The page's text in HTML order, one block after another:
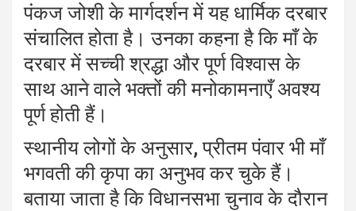
पंकज जोशी के मार्गदर्शन में यह धार्मिक दरबार
संचालित होता है। उनका कहना है कि माँ के
दरबार में सच्ची श्रद्धा और पूर्ण विश्वास के
साथ आने वाले भक्तों की मनोकामनाएँ अवश्य
पूर्ण होती हैं।
स्थानीय लोगों के अनुसार, प्रीतम पंवार भी माँ
भगवती की कृपा का अनुभव कर चुके हैं।
बताया जाता है कि विधानसभा चुनाव के दौरान